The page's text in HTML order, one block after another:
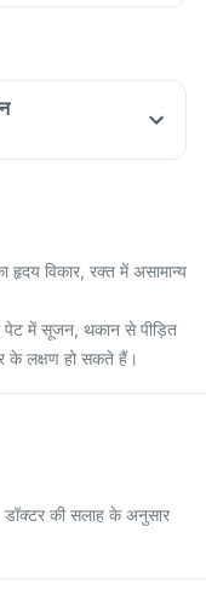
हृदय विकार, रक्त में असामान्य
में सूजन, थकान से पीड़ित
के लक्षण हो सकते हैं।
की सलाह के अनुसार